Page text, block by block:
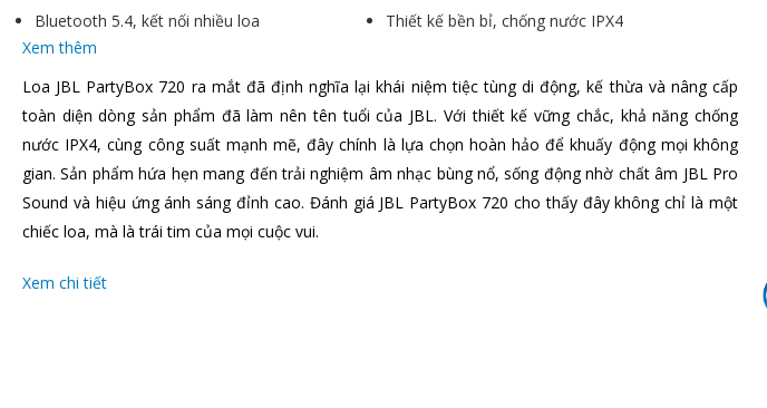
Bluetooth 5.4, kết nối nhiều loa
Thiết kế bền bỉ, chống nước IPX4
Xem thêm
Loa JBL PartyBox 720 ra mắt đã định nghĩa lại khái niệm tiệc tùng di động, kế thừa và nâng cấp
toàn diện dòng sản phẩm đã làm nên tên tuổi của JBL. Với thiết kế vững chắc, khả năng chống
nước IPX4, cùng công suất mạnh mẽ, đây chính là lựa chọn hoàn hảo để khuấy động mọi không
gian. Sản phẩm hứa hẹn mang đến trải nghiệm âm nhạc bùng nổ, sống động nhờ chất âm JBL Pro
Sound và hiệu ứng ánh sáng đỉnh cao. Đánh giá JBL PartyBox 720 cho thấy đây không chỉ là một
chiếc loa, mà là trái tim của mọi cuộc vui.
Xem chi tiết